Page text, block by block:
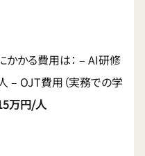
かかる費用は： – AI研修
– OJT費用（実務での学
万円/人